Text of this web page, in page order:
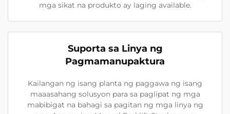
mga sikat na produkto ay laging available.
Suporta sa Linya ng
Pagmamanupaktura
Kailangan ng isang planta ng paggawa ng isang
maaasahang solusyon para sa paglipat ng mga
mabibigat na bahagi sa pagitan ng mga linya ng